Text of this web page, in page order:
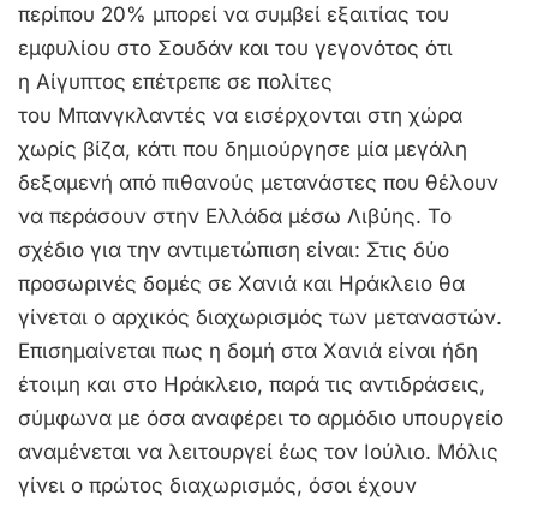
περίπου 20% μπορεί να συμβεί εξαιτίας του
εμφυλίου στο Σουδάν και του γεγονότος ότι
η Αίγυπτος επέτρεπε σε πολίτες
του Μπανγκλαντές να εισέρχονται στη χώρα
χωρίς βίζα, κάτι που δημιούργησε μία μεγάλη
δεξαμενή από πιθανούς μετανάστες που θέλουν
να περάσουν στην Ελλάδα μέσω Λιβύης. Το
σχέδιο για την αντιμετώπιση είναι: Στις δύο
προσωρινές δομές σε Χανιά και Ηράκλειο θα
γίνεται ο αρχικός διαχωρισμός των μεταναστών.
Επισημαίνεται πως η δομή στα Χανιά είναι ήδη
έτοιμη και στο Ηράκλειο, παρά τις αντιδράσεις,
σύμφωνα με όσα αναφέρει το αρμόδιο υπουργείο
αναμένεται να λειτουργεί έως τον Ιούλιο. Μόλις
γίνει ο πρώτος διαχωρισμός, όσοι έχουν